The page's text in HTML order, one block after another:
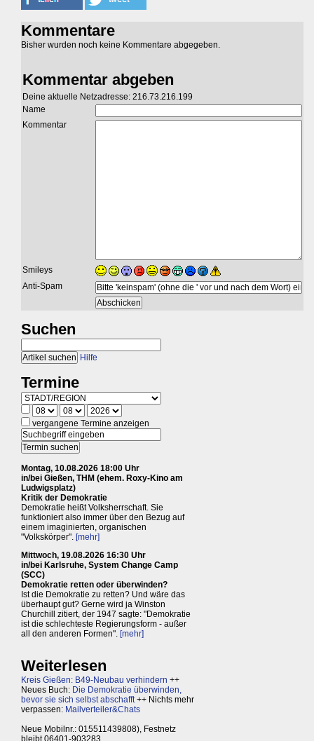
Kommentare
Bisher wurden noch keine Kommentare abgegeben.
Kommentar abgeben
Deine aktuelle Netzadresse: 216.73.216.199
Name
Kommentar
Smileys
Anti-Spam
Suchen
Hilfe
Termine
vergangene Termine anzeigen
Montag, 10.08.2026 18:00 Uhr
in/bei Gießen, THM (ehem. Roxy-Kino am
Ludwigsplatz)
Kritik der Demokratie
Demokratie heißt Volksherrschaft. Sie
funktioniert also immer über den Bezug auf
einem imaginierten, organischen
"Volkskörper". [mehr]
Mittwoch, 19.08.2026 16:30 Uhr
in/bei Karlsruhe, System Change Camp
(SCC)
Demokratie retten oder überwinden?
Ist die Demokratie zu retten? Und wäre das
überhaupt gut? Gerne wird ja Winston
Churchill zitiert, der 1947 sagte: "Demokratie
ist die schlechteste Regierungsform - außer
all den anderen Formen". [mehr]
Weiterlesen
Kreis Gießen: B49-Neubau verhindern ++
Neues Buch: Die Demokratie überwinden,
bevor sie sich selbst abschafft++ Nichts mehr
verpassen: Mailverteiler&Chats
Neue Mobilnr.: 015511439808), Festnetz